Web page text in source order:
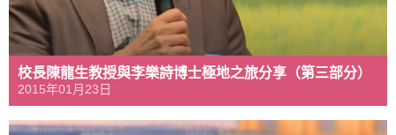
校長陳龍生教授與李樂詩博士極地之旅分享（第三部分）
2015年01月23日